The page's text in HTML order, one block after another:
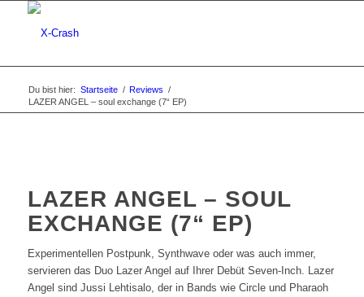
Du bist hier: Startseite / Reviews /
LAZER ANGEL – soul exchange (7“ EP)
LAZER ANGEL – SOUL
EXCHANGE (7“ EP)
Experimentellen Postpunk, Synthwave oder was auch immer,
servieren das Duo Lazer Angel auf Ihrer Debüt Seven-Inch. Lazer
Angel sind Jussi Lehtisalo, der in Bands wie Circle und Pharaoh